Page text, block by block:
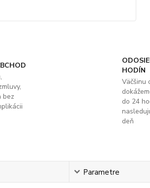
bez
HODÍN
Väčšinu
do 24
deň
Parametre